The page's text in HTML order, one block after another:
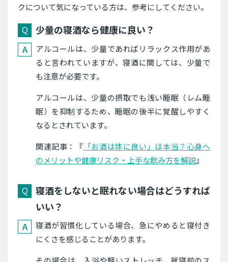
クについて気になっている方は、参考にしてください。
少量の寝酒なら健康に良い？
アルコールは、少量であればリラックス作用があ
ると言われていますが、寝酒に関しては、少量で
も注意が必要です。
アルコールは、少量の摂取でも浅い睡眠（レム睡
眠）を抑制するため、睡眠の後半に覚醒しやすく
なるとされています。
関連記事：『 「お酒は体に良い」は本当？心身へ
のメリットや健康リスク・上手な飲み方を解説』
寝酒をしないと眠れない場合はどうすれば
いい？
寝酒が習慣化している場合、急にやめると寝付き
にくさを感じることがあります。